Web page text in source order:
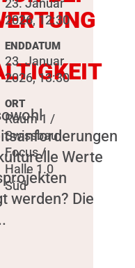
Werte
werden? Die
23. Januar
2026, 12:30
ENDDATUM
23. Januar
2026, 13:30
ORT
Raum 1 /
Swissbau
Focus /
Halle 1.0
Süd